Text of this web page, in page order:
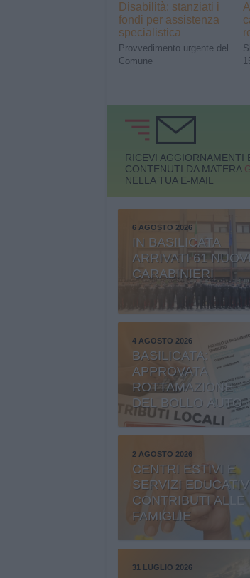
Disabilità: stanziati i
fondi per assistenza
specialistica
Provvedimento urgente del
Comune
RICEVI AGGIORNAMENTI
CONTENUTI DA MATERA
NELLA TUA E-MAIL
6 AGOSTO 2026
IN BASILICATA
ARRIVATI 61 NUOVI
CARABINIERI
4 AGOSTO 2026
BASILICATA:
APPROVATA
ROTTAMAZIONE
DEL BOLLO AUTO
2 AGOSTO 2026
CENTRI ESTIVI E
SERVIZI
CONTRIBUTI ALLE
FAMIGLIE
31 LUGLIO 2026